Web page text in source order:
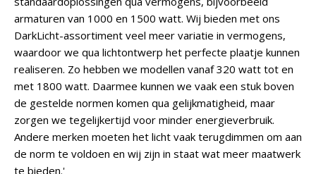
armaturen van 1000 en 1500 watt. Wij bieden met ons
DarkLicht-assortiment veel meer variatie in vermogens,
waardoor we qua lichtontwerp het perfecte plaatje kunnen
realiseren. Zo hebben we modellen vanaf 320 watt tot en
met 1800 watt. Daarmee kunnen we vaak een stuk boven
de gestelde normen komen qua gelijkmatigheid, maar
zorgen we tegelijkertijd voor minder energieverbruik.
Andere merken moeten het licht vaak terugdimmen om aan
de norm te voldoen en wij zijn in staat wat meer maatwerk
te bieden.'